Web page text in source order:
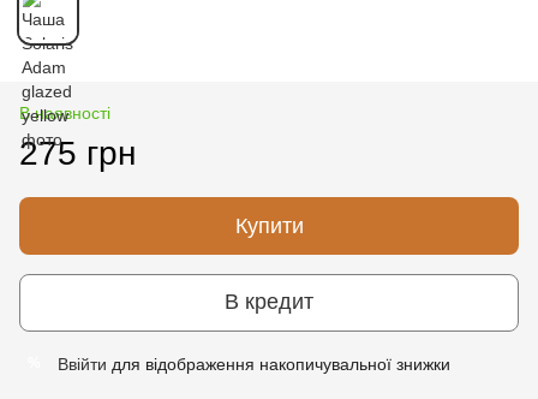
В наявності
275 грн
Купити
В кредит
Ввійти для відображення накопичувальної знижки